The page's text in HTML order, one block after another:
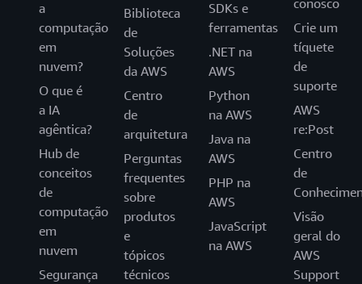
a
computação
em
nuvem?
O que é
a IA
agêntica?
Hub de
conceitos
de
computação
em
nuvem
Segurança
Biblioteca
de
Soluções
da AWS
Centro
de
arquitetura
Perguntas
frequentes
sobre
produtos
e
tópicos
técnicos
SDKs e
ferramentas
.NET na
AWS
Python
na AWS
Java na
AWS
PHP na
AWS
JavaScript
na AWS
conosco
Crie um
tíquete
de
suporte
AWS
re:Post
Centro
de
Visão
geral do
AWS
Support